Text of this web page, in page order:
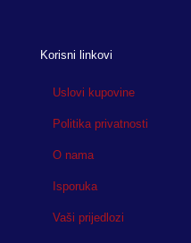
Korisni linkovi
Uslovi kupovine
Politika privatnosti
O nama
Isporuka
Vaši prijedlozi